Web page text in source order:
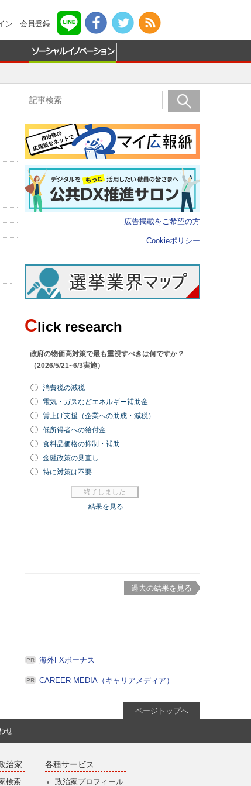
ン 会員登録
広告掲載をご希望の方
Cookieポリシー
Click research
過去の結果を見る
海外FXボーナス
CAREER MEDIA（キャリアメディア）
ページトップへ
せ
治家
検索
各種サービス
政治家プロフィール